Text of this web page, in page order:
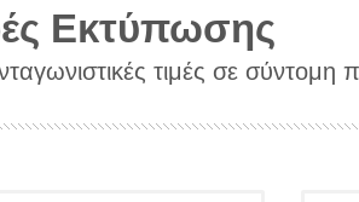
Εκτύπωσης
τιμές σε σύντομη